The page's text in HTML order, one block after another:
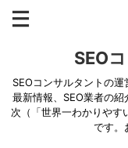
SEO
SEOコンサルタントの
最新情報、SEO業者の
次（「世界一わかりやす
です。